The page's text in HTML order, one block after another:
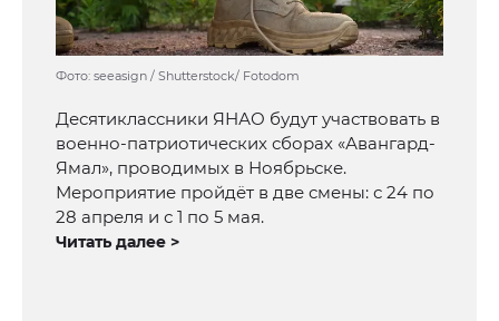
Фото: seeasign / Shutterstock/ Fotodom
Десятиклассники ЯНАО будут участвовать в
военно-патриотических сборах «Авангард-
Ямал», проводимых в Ноябрьске.
Мероприятие пройдёт в две смены: с 24 по
28 апреля и с 1 по 5 мая.
Читать далее >